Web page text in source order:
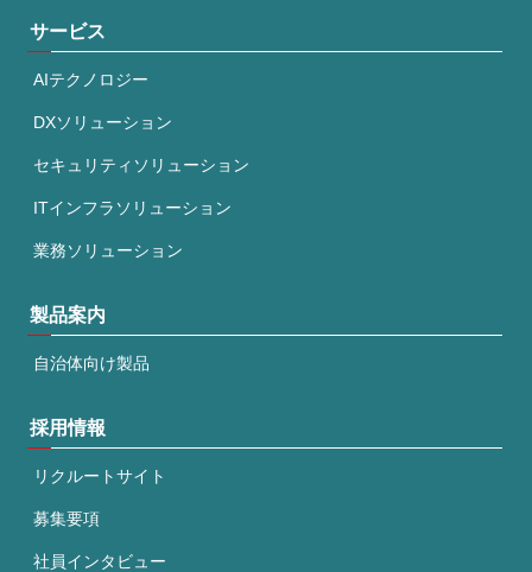
サービス
AIテクノロジー
DXソリューション
セキュリティソリューション
ITインフラソリューション
業務ソリューション
製品案内
自治体向け製品
採用情報
リクルートサイト
募集要項
社員インタビュー